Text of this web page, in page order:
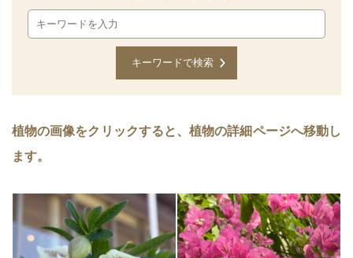
植物の画像をクリックすると、植物の詳細ページへ移動し
ます。